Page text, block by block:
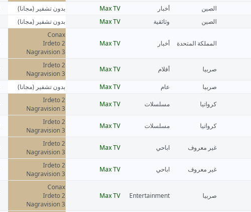
الصين أخبار Max TV بدون تشفير (مجانا)
الصين وثائقية Max TV بدون تشفير (مجانا)
المملكة المتحدة
أخبار Max TV
Conax
Irdeto 2
Nagravision 3
صربيا أفلام Max TV
Irdeto 2
Nagravision 3
صربيا عام Max TV بدون تشفير (مجانا)
كرواتيا مسلسلات Max TV
Irdeto 2
Nagravision 3
كرواتيا مسلسلات Max TV
Irdeto 2
Nagravision 3
غير معروف اباحي Max TV
Irdeto 2
Nagravision 3
غير معروف اباحي Max TV
Irdeto 2
Nagravision 3
صربيا Entertainment
Max TV
Conax
Irdeto 2
Nagravision 3